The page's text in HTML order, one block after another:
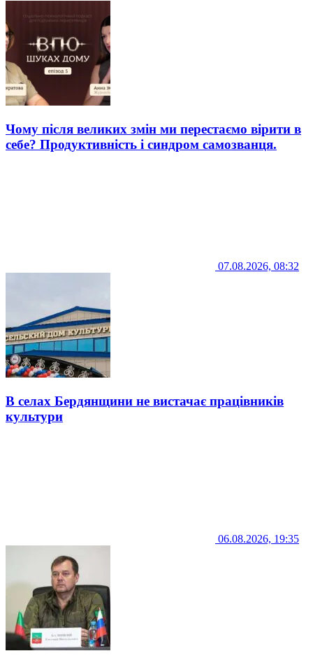
Чому після великих змін ми перестаємо вірити в
себе? Продуктивність і синдром самозванця.
07.08.2026, 08:32
В селах Бердянщини не вистачає працівників
культури
06.08.2026, 19:35